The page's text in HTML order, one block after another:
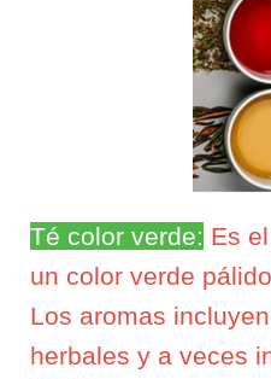
Té color verde: Es
un color verde
Los aromas
herbales y a veces